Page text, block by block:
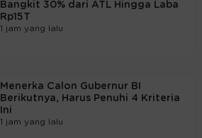
Bangkit 30% dari ATL Hingga Laba
Rp15T
1 jam yang lalu
Menerka Calon Gubernur BI
Berikutnya, Harus Penuhi 4 Kriteria
Ini
1 jam yang lalu